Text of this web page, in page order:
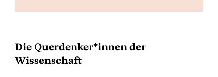
Die Querdenker*innen der
Wissenschaft